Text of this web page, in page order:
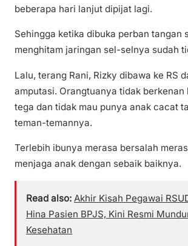
beberapa hari lanjut dipijat lagi.
Sehingga ketika dibuka perban tangan
menghitam jaringan sel-selnya sudah
Lalu, terang Rani, Rizky dibawa ke RS
amputasi. Orangtuanya tidak berkenan
tega dan tidak mau punya anak cacat
teman-temannya.
Terlebih ibunya merasa bersalah
menjaga anak dengan sebaik baiknya.
Read also: Akhir Kisah Pegawai
Hina Pasien BPJS, Kini Resmi
Kesehatan